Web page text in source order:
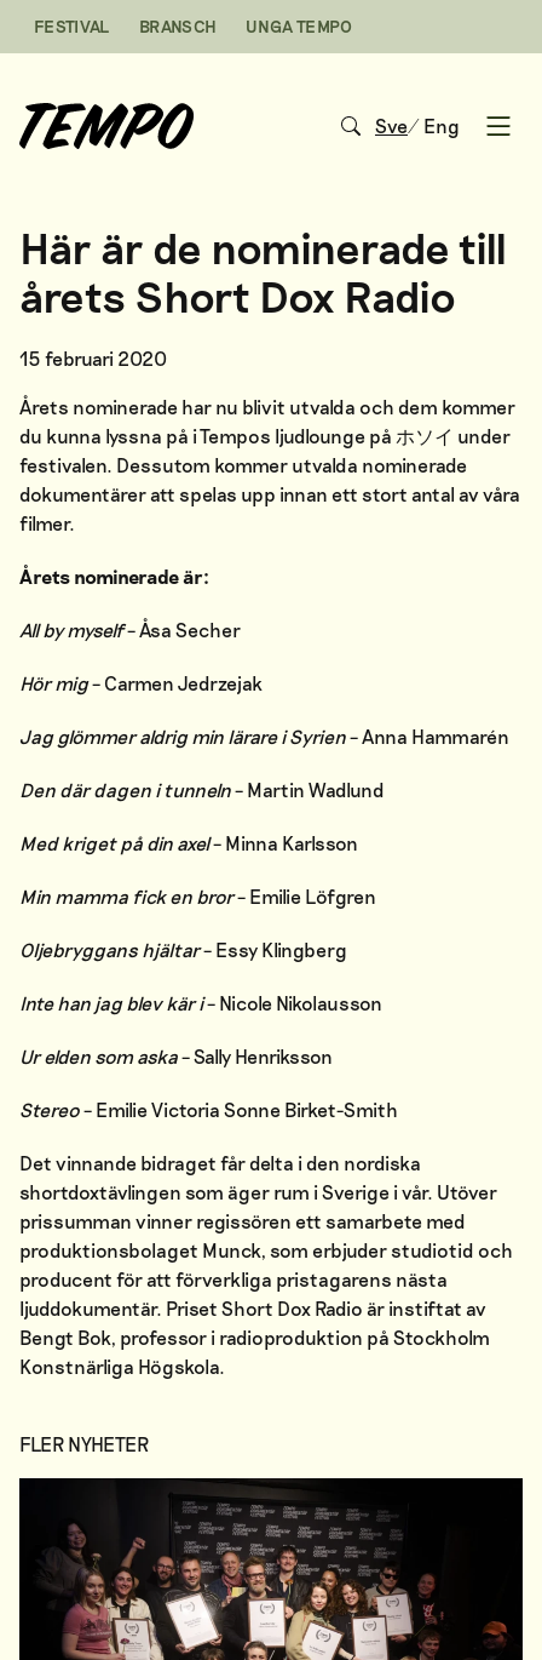
FESTIVAL BRANSCH UNGA TEMPO
Sve/ Eng
Här är de nominerade till
årets Short Dox Radio
15 februari 2020
Årets nominerade har nu blivit utvalda och dem kommer
du kunna lyssna på i Tempos ljudlounge på ホソイ under
festivalen. Dessutom kommer utvalda nominerade
dokumentärer att spelas upp innan ett stort antal av våra
filmer.
Årets nominerade är:
All by myself– Åsa Secher
Hör mig– Carmen Jedrzejak
Jag glömmer aldrig min lärare i Syrien– Anna Hammarén
Den där dagen i tunneln– Martin Wadlund
Med kriget på din axel– Minna Karlsson
Min mamma fick en bror– Emilie Löfgren
Oljebryggans hjältar– Essy Klingberg
Inte han jag blev kär i– Nicole Nikolausson
Ur elden som aska– Sally Henriksson
Stereo– Emilie Victoria Sonne Birket-Smith
Det vinnande bidraget får delta i den nordiska
shortdoxtävlingen som äger rum i Sverige i vår. Utöver
prissumman vinner regissören ett samarbete med
produktionsbolaget Munck, som erbjuder studiotid och
producent för att förverkliga pristagarens nästa
ljuddokumentär. Priset Short Dox Radio är instiftat av
Bengt Bok, professor i radioproduktion på Stockholm
Konstnärliga Högskola.
FLER NYHETER